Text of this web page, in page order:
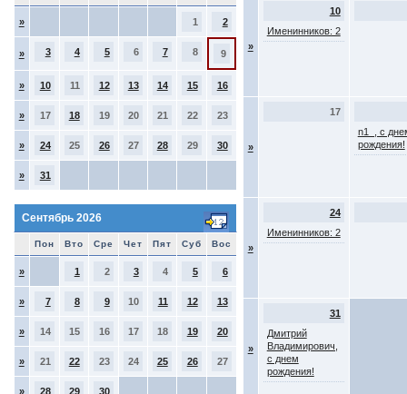
» 1 2
» 3 4 5 6 7 8 9
» 10 11 12 13 14 15 16
» 17 18 19 20 21 22 23
» 24 25 26 27 28 29 30
» 31
Сентябрь 2026
Пон Вто Сре Чет Пят Суб Вос
» 1 2 3 4 5 6
» 7 8 9 10 11 12 13
» 14 15 16 17 18 19 20
» 21 22 23 24 25 26 27
» 28 29 30
»
10
Именинников: 2
»
17
n1_, с
рождения!
»
24
Именинников: 2
»
31
Дмитрий
Владимирович,
с днем
рождения!